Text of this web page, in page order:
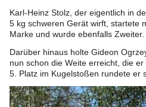
Karl-Heinz Stolz, der eigentlich in
5 kg schweren Gerät wirft, startete
Marke und wurde ebenfalls Zweiter.
Darüber hinaus holte Gideon
nun schon die Weite erreicht, die
5. Platz im Kugelstoßen rundete er